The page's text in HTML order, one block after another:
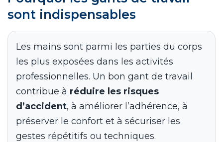
sont indispensables
Les mains sont parmi les parties du corps
les plus exposées dans les activités
professionnelles. Un bon gant de travail
contribue à réduire les risques
d’accident, à améliorer l’adhérence, à
préserver le confort et à sécuriser les
gestes répétitifs ou techniques.